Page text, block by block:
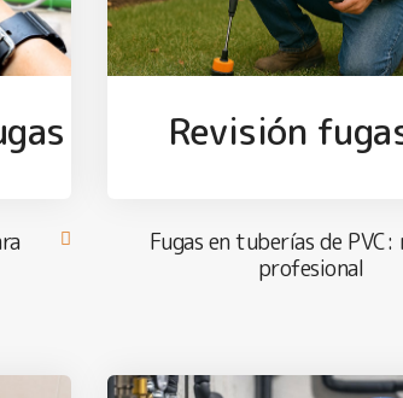
Revisión
Fugas en tuberías de PVC:
profesional